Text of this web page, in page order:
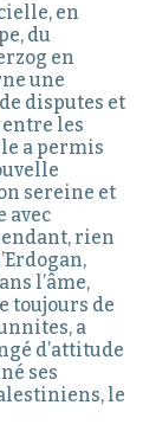
en
du
en
une
disputes et
les
a permis
sereine et
avec
rien
l’âme,
toujours de
a
d’attitude
ses
le